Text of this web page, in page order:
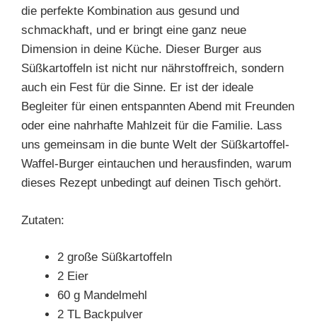
die perfekte Kombination aus gesund und
schmackhaft, und er bringt eine ganz neue
Dimension in deine Küche. Dieser Burger aus
Süßkartoffeln ist nicht nur nährstoffreich, sondern
auch ein Fest für die Sinne. Er ist der ideale
Begleiter für einen entspannten Abend mit Freunden
oder eine nahrhafte Mahlzeit für die Familie. Lass
uns gemeinsam in die bunte Welt der Süßkartoffel-
Waffel-Burger eintauchen und herausfinden, warum
dieses Rezept unbedingt auf deinen Tisch gehört.
Zutaten:
2 große Süßkartoffeln
2 Eier
60 g Mandelmehl
2 TL Backpulver